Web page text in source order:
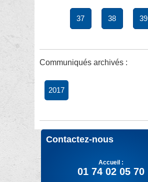
37 38 39
Communiqués archivés :
2017
Contactez-nous
Accueil :
01 74 02 05 70